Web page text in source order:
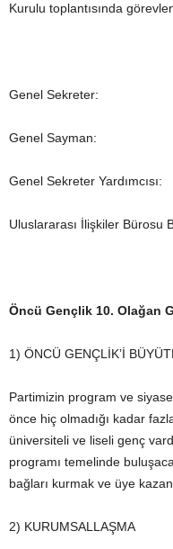
Kurulu toplantısında
Genel Sekreter:
Genel Sayman:
Genel Sekreter
Uluslararası İlişkiler Bürosu
Öncü Gençlik 10. Olağan
1) ÖNCÜ GENÇLİK’İ
Partimizin program ve
önce hiç olmadığı kadar
üniversiteli ve liseli genç
programı temelinde
bağları kurmak ve üye
2) KURUMSALLAŞMA